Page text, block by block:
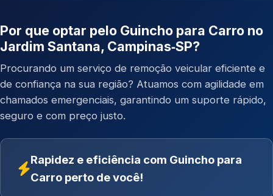
Por que optar pelo Guincho para Carro no
Jardim Santana, Campinas‑SP?
Procurando um serviço de remoção veicular eficiente e
de confiança na sua região? Atuamos com agilidade em
chamados emergenciais, garantindo um suporte rápido,
seguro e com preço justo.
Rapidez e eficiência com Guincho para
Carro perto de você!